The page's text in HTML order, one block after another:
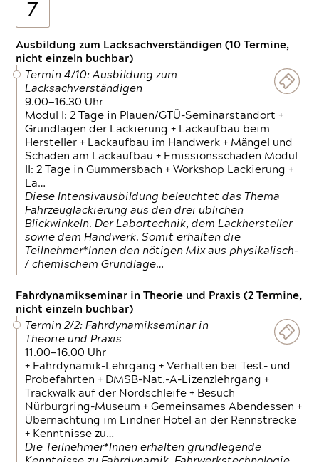
7
Ausbildung zum Lacksachverständigen (10 Termine,
nicht einzeln buchbar)
Termin 4/10: Ausbildung zum
Lacksachverständigen
9.00—16.30 Uhr
Modul I: 2 Tage in Plauen/GTÜ-Seminarstandort +
Grundlagen der Lackierung + Lackaufbau beim
Hersteller + Lackaufbau im Handwerk + Mängel und
Schäden am Lackaufbau + Emissionsschäden Modul
II: 2 Tage in Gummersbach + Workshop Lackierung +
La…
Diese Intensivausbildung beleuchtet das Thema
Fahrzeuglackierung aus den drei üblichen
Blickwinkeln. Der Labortechnik, dem Lackhersteller
sowie dem Handwerk. Somit erhalten die
Teilnehmer*Innen den nötigen Mix aus physikalisch-
/ chemischem Grundlage…
Fahrdynamikseminar in Theorie und Praxis (2 Termine,
nicht einzeln buchbar)
Termin 2/2: Fahrdynamikseminar in
Theorie und Praxis
11.00—16.00 Uhr
+ Fahrdynamik-Lehrgang + Verhalten bei Test- und
Probefahrten + DMSB-Nat.-A-Lizenzlehrgang +
Trackwalk auf der Nordschleife + Besuch
Nürburgring-Museum + Gemeinsames Abendessen +
Übernachtung im Lindner Hotel an der Rennstrecke
+ Kenntnisse zu…
Die Teilnehmer*Innen erhalten grundlegende